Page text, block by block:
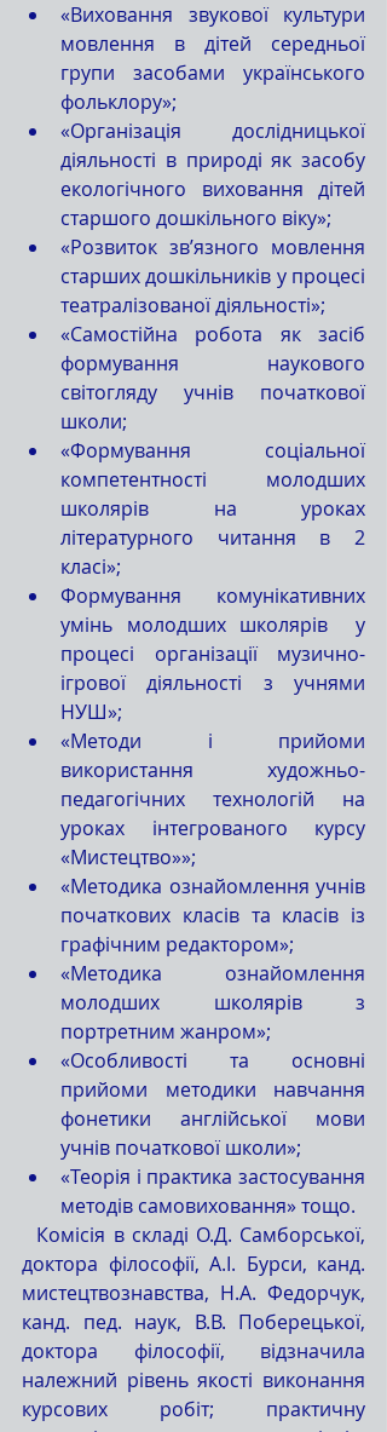
«Виховання звукової культури
мовлення в дітей середньої
групи засобами українського
фольклору»;
«Організація дослідницької
діяльності в природі як засобу
екологічного виховання дітей
старшого дошкільного віку»;
«Розвиток зв’язного мовлення
старших дошкільників у процесі
театралізованої діяльності»;
«Самостійна робота як засіб
формування наукового
світогляду учнів початкової
школи;
«Формування соціальної
компетентності молодших
школярів на уроках
літературного читання в 2
класі»;
Формування комунікативних
умінь молодших школярів  у
процесі організації музично-
ігрової діяльності з учнями
НУШ»;
«Методи і прийоми
використання художньо-
педагогічних технологій на
уроках інтегрованого курсу
«Мистецтво»»;
«Методика ознайомлення учнів
початкових класів та класів із
графічним редактором»;
«Методика ознайомлення
молодших школярів з
портретним жанром»;
«Особливості та основні
прийоми методики навчання
фонетики англійської мови
учнів початкової школи»;
«Теорія і практика застосування
методів самовиховання» тощо.
доктора філософії, А.І. Бурси, канд.
мистецтвознавства, Н.А. Федорчук,
канд. пед. наук, В.В. Поберецької,
доктора філософії, відзначила
належний рівень якості виконання
курсових робіт; практичну